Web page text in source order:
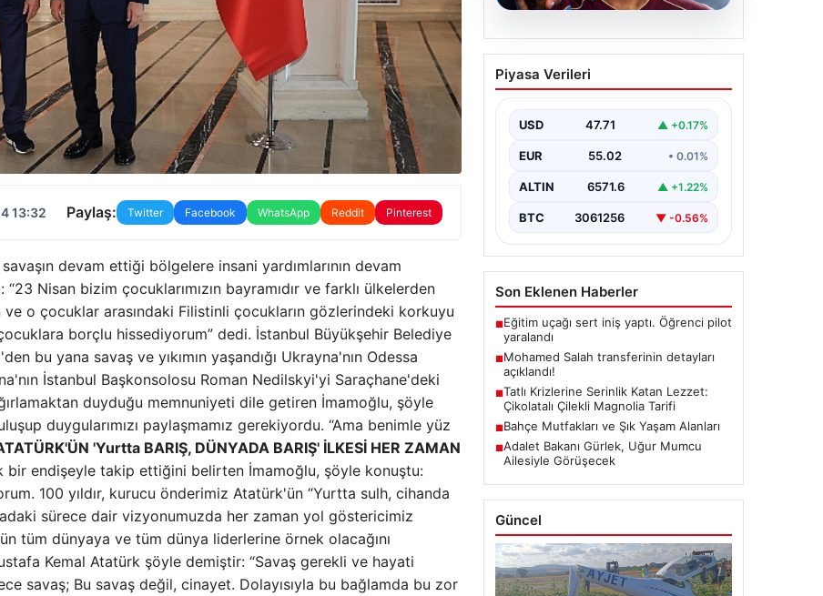
13:32 Paylaş: Twitter Facebook WhatsApp Reddit Pinterest
devam ettiği bölgelere insani yardımlarının devam
Nisan bizim çocuklarımızın bayramıdır ve farklı ülkelerden
o çocuklar arasındaki Filistinli çocukların gözlerindeki korkuyu
borçlu hissediyorum” dedi. İstanbul Büyükşehir Belediye
bu yana savaş ve yıkımın yaşandığı Ukrayna'nın Odessa
İstanbul Başkonsolosu Roman Nedilskyi'yi Saraçhane'deki
duyduğu memnuniyeti dile getiren İmamoğlu, şöyle
duygularımızı paylaşmamız gerekiyordu. “Ama benimle yüz
'Yurtta BARIŞ, DÜNYADA BARIŞ' İLKESİ HER ZAMAN
bir endişeyle takip ettiğini belirten İmamoğlu, şöyle konuştu:
100 yıldır, kurucu önderimiz Atatürk'ün “Yurtta sulh, cihanda
sürece dair vizyonumuzda her zaman yol göstericimiz
tüm dünyaya ve tüm dünya liderlerine örnek olacağını
Kemal Atatürk şöyle demiştir: “Savaş gerekli ve hayati
savaş; Bu savaş değil, cinayet. Dolayısıyla bu bağlamda bu zor
05.08.2026
Mohamed Salah
transferinin detayları
Piyasa Verileri
USD 47.71 ▲ +0.17%
EUR 55.02 • 0.01%
ALTIN 6571.6 ▲ +1.22%
BTC 3061256 ▼ -0.56%
Son Eklenen Haberler
■Eğitim uçağı sert iniş yaptı. Öğrenci pilot
yaralandı
■Mohamed Salah transferinin detayları
açıklandı!
■Tatlı Krizlerine Serinlik Katan Lezzet:
Çikolatalı Çilekli Magnolia Tarifi
■Bahçe Mutfakları ve Şık Yaşam Alanları
■Adalet Bakanı Gürlek, Uğur Mumcu
Ailesiyle Görüşecek
Güncel